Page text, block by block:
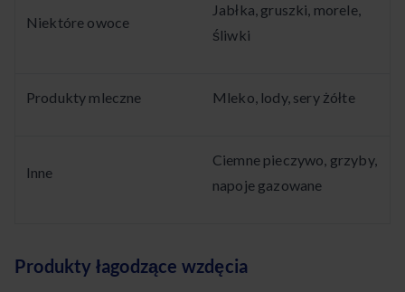
Niektóre owoce
Jabłka, gruszki, morele,
śliwki
Produkty mleczne Mleko, lody, sery żółte
Inne
Ciemne pieczywo, grzyby,
napoje gazowane
Produkty łagodzące wzdęcia